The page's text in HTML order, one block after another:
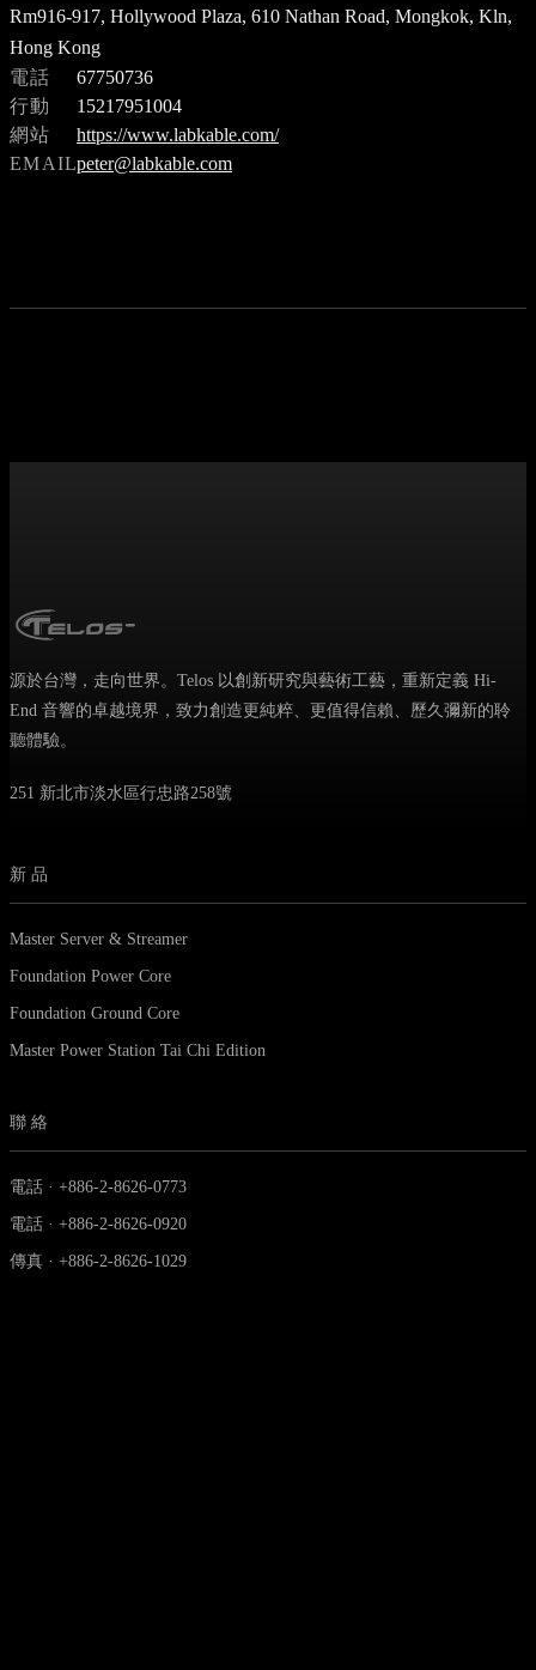
Rm916-917, Hollywood Plaza, 610 Nathan Road, Mongkok, Kln,
Hong Kong
電話
67750736
行動
15217951004
網站
https://www.labkable.com/
EMAILpeter@labkable.com
源於台灣，走向世界。Telos 以創新研究與藝術工藝，重新定義 Hi-
End 音響的卓越境界，致力創造更純粹、更值得信賴、歷久彌新的聆
聽體驗。
251 新北市淡水區行忠路258號
新品
Master Server & Streamer
Foundation Power Core
Foundation Ground Core
Master Power Station Tai Chi Edition
聯絡
電話 · +886-2-8626-0773
電話 · +886-2-8626-0920
傳真 · +886-2-8626-1029